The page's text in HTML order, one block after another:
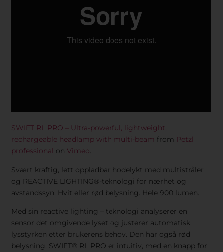
SWIFT RL PRO – Ultra-powerful, lightweight,
rechargeable headlamp with multi-beam from Petzl
professional onVimeo.
Svært kraftig, lett oppladbar hodelykt med multistråler
og REACTIVE LIGHTING®-teknologi for nærhet og
avstandssyn. Hvit eller rød belysning. Hele 900 lumen.
Med sin reactive lighting – teknologi analyserer en
sensor det omgivende lyset og justerer automatisk
lysstyrken etter brukerens behov. Den har også rød
belysning. SWIFT® RL PRO er intuitiv, med en knapp for